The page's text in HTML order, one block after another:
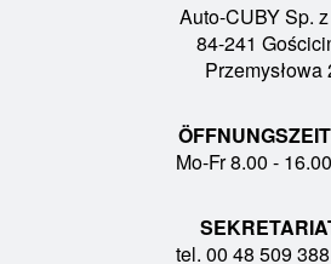
Auto-CUBY Sp.
84-241
Przemysłowa
Mo-Fr 8.00 -
tel. 00 48 509